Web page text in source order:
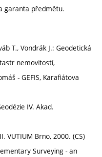
garanta předmětu.
T., Vondrák J.: Geodetická
nemovitostí,
- GEFIS, Karafiátova
IV. Akad.
VUTIUM Brno, 2000. (CS)
Surveying - an